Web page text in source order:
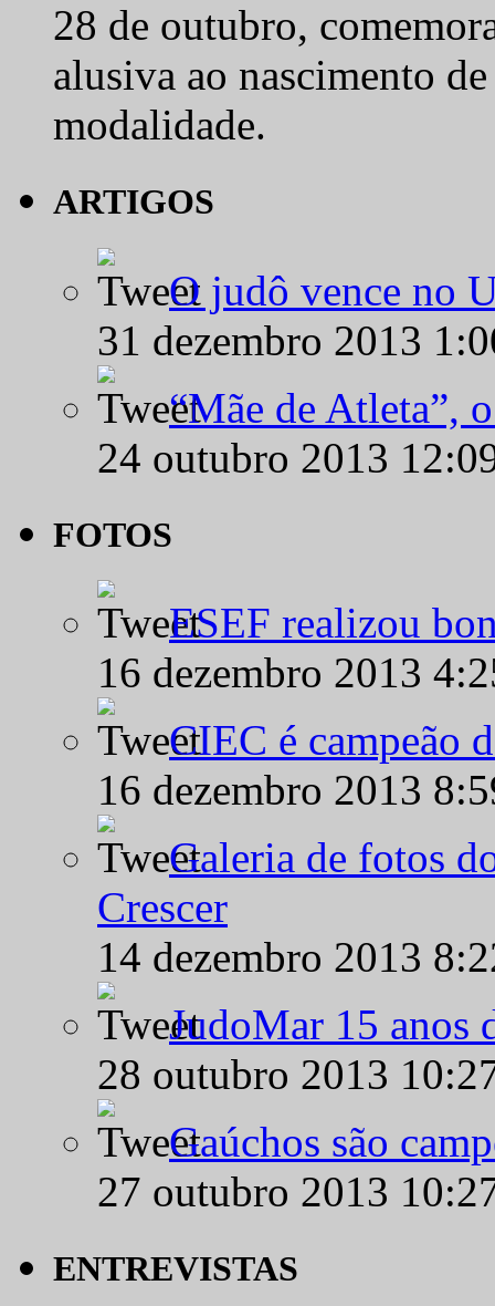
28 de outubro,
alusiva ao nascimento
modalidade.
ARTIGOS
O judô vence no
31 dezembro 2013
“Mãe de Atleta”,
24 outubro 2013
FOTOS
ESEF realizou
16 dezembro 2013
CIEC é campeão
16 dezembro 2013
Galeria de fotos
Crescer
14 dezembro 2013
JudoMar 15 anos
28 outubro 2013
Gaúchos são
27 outubro 2013
ENTREVISTAS